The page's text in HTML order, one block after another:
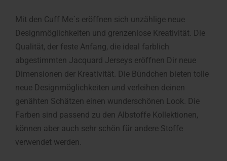
Mit den Cuff Me´s eröffnen sich unzählige neue
Designmöglichkeiten und grenzenlose Kreativität. Die
Qualität, der feste Anfang, die ideal farblich
abgestimmten Jacquard Jerseys eröffnen Dir neue
Dimensionen der Kreativität. Die Bündchen bieten tolle
neue Designmöglichkeiten und verleihen deinen
genähten Schätzen einen wunderschönen Look. Die
Farben sind passend zu den Albstoffe Kollektionen,
können aber auch sehr schön für andere Stoffe
verwendet werden.